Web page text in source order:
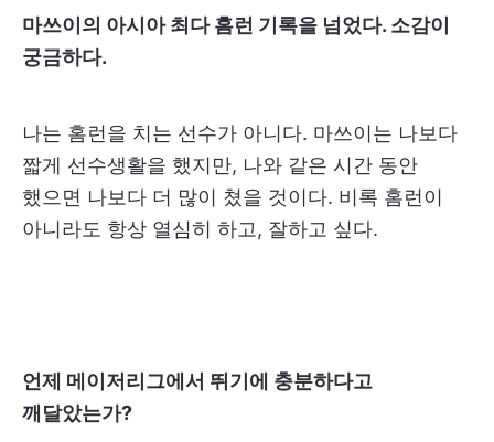
마쓰이의 아시아 최다 홈런 기록을 넘었다. 소감이
궁금하다.
나는 홈런을 치는 선수가 아니다. 마쓰이는 나보다
짧게 선수생활을 했지만, 나와 같은 시간 동안
했으면 나보다 더 많이 쳤을 것이다. 비록 홈런이
아니라도 항상 열심히 하고, 잘하고 싶다.
언제 메이저리그에서 뛰기에 충분하다고
깨달았는가?